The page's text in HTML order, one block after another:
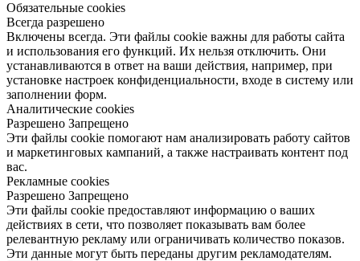
Обязательные cookies
Всегда разрешено
Включены всегда. Эти файлы cookie важны для работы сайта
и использования его функций. Их нельзя отключить. Они
устанавливаются в ответ на ваши действия, например, при
установке настроек конфиденциальности, входе в систему или
заполнении форм.
Аналитические cookies
Разрешено Запрещено
Эти файлы cookie помогают нам анализировать работу сайтов
и маркетинговых кампаний, а также настраивать контент под
вас.
Рекламные cookies
Разрешено Запрещено
Эти файлы cookie предоставляют информацию о ваших
действиях в сети, что позволяет показывать вам более
релевантную рекламу или ограничивать количество показов.
Эти данные могут быть переданы другим рекламодателям.